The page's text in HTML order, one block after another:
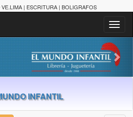
| ESCRITURA | BOLIGRAFOS
INFANTIL